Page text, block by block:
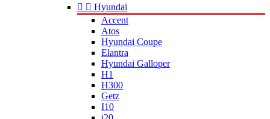
  Hyundai
Accent
Atos
Hyundai Coupe
Elantra
Hyundai Galloper
H1
H300
Getz
I10